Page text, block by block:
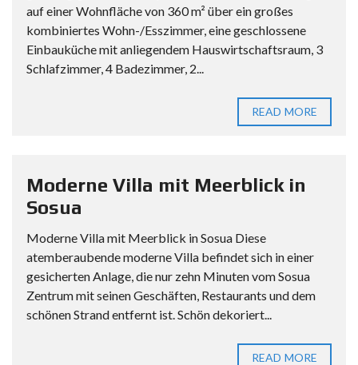
auf einer Wohnfläche von 360 m² über ein großes
kombiniertes Wohn-/Esszimmer, eine geschlossene
Einbauküche mit anliegendem Hauswirtschaftsraum, 3
Schlafzimmer, 4 Badezimmer, 2...
READ MORE
Moderne Villa mit Meerblick in
Sosua
Moderne Villa mit Meerblick in Sosua Diese
atemberaubende moderne Villa befindet sich in einer
gesicherten Anlage, die nur zehn Minuten vom Sosua
Zentrum mit seinen Geschäften, Restaurants und dem
schönen Strand entfernt ist. Schön dekoriert...
READ MORE